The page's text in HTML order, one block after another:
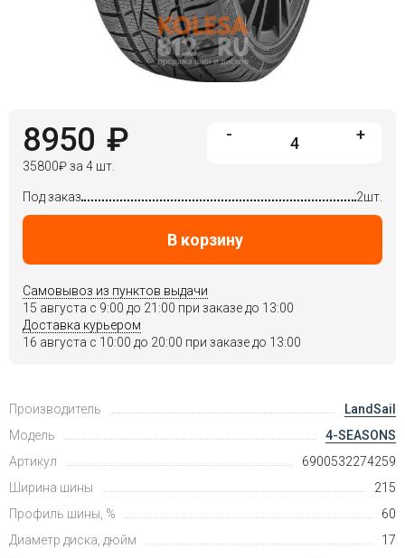
21:00
8950 ₽
35800₽за 4 шт.
- +
Под заказ 2шт.
В корзину
Самовывоз из пунктов выдачи
15 августа c 9:00 до 21:00 при заказе до 13:00
Доставка курьером
16 августа c 10:00 до 20:00 при заказе до 13:00
Производитель
LandSail
Модель
4-SEASONS
Артикул
6900532274259
Ширина шины
215
Профиль шины, %
60
Диаметр диска, дюйм
17